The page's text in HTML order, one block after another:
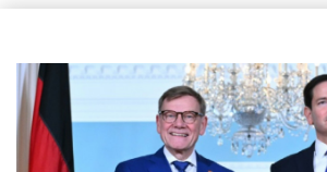
Dialog auf - ohne Machado
Angeblicher "Geburtstourismus": Trump
Vorstoß im Streit um US-
Würgeschlange an Kanalufer in
Unter Traktor eingeklemmt: